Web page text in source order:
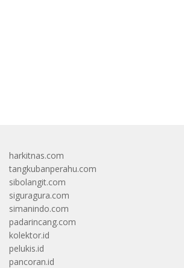
harkitnas.com
tangkubanperahu.com
sibolangit.com
siguragura.com
simanindo.com
padarincang.com
kolektor.id
pelukis.id
pancoran.id